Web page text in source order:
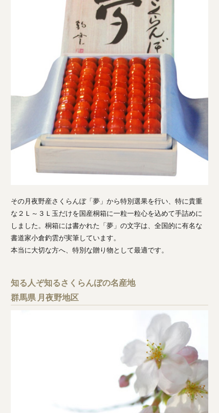
その月夜野産さくらんぼ「夢」から特別選果を行い、特に貴重
な２Ｌ～３Ｌ玉だけを国産桐箱に一粒一粒心を込めて手詰めに
しました。桐箱には書かれた「夢」の文字は、全国的に有名な
書道家小倉釣雲が実筆しています。
本当に大切な方へ、特別な贈り物として最適です。
知る人ぞ知るさくらんぼの名産地
群馬県 月夜野地区